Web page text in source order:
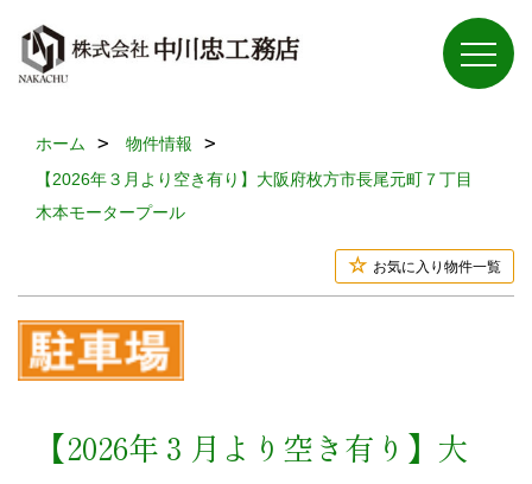
ホーム
物件情報
【2026年３月より空き有り】大阪府枚方市長尾元町７丁目
木本モータープール
お気に入り物件一覧
【2026年３月より空き有り】大